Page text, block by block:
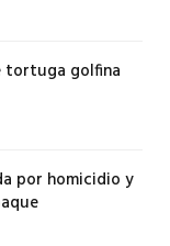
tortuga golfina
por homicidio y